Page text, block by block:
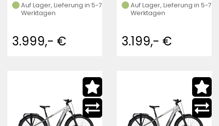
Auf Lager, Lieferung in 5-7
Werktagen
3.999,- €
Auf Lager, Lieferung in 5-7
Werktagen
3.199,- €